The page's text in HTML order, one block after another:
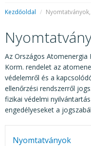
HÍREK
RENDKÍVÜLI HÍREK
SAJTÓSZOBA
HIRDETMÉNYEK
BEMUTATKOZÁS
Kezdőoldal /
Az Országos Atomenergia
Korm. rendelet az
védelemről és a
ellenőrzési rendszerről
fizikai védelmi
engedélyeseket a
Nyomtatványok